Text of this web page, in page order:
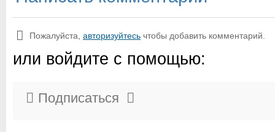
Пожалуйста, авторизуйтесь чтобы добавить комментарий.
или войдите с помощью:
Подписаться